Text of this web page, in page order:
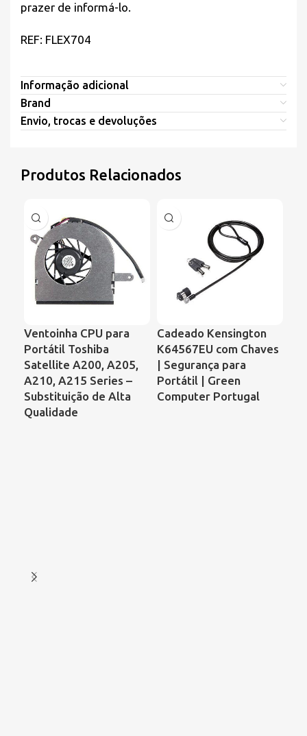
prazer de informá-lo.
REF: FLEX704
Informação adicional
Brand
Envio, trocas e devoluções
Produtos Relacionados
Ventoinha CPU para
Portátil Toshiba
Satellite A200, A205,
A210, A215 Series –
Substituição de Alta
Qualidade
Cadeado Kensington
K64567EU com Chaves
| Segurança para
Portátil | Green
Computer Portugal